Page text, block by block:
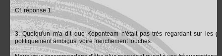
Cf. réponse 1.
3. Quelqu'un m'a dit que Keponteam n'était pas très regardant sur les
politiquement ambigus, voire franchement louches.